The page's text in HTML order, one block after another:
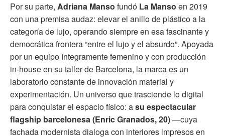
Por su parte, Adriana Manso fundó La Manso en 2019
con una premisa audaz: elevar el anillo de plástico a la
categoría de lujo, operando siempre en esa fascinante y
democrática frontera “entre el lujo y el absurdo”. Apoyada
por un equipo íntegramente femenino y con producción
in-house en su taller de Barcelona, la marca es un
laboratorio constante de innovación material y
experimentación. Un universo que trasciende lo digital
para conquistar el espacio físico: asu espectacular
flagship barcelonesa (Enric Granados, 20)—cuya
fachada modernista dialoga con interiores impresos en